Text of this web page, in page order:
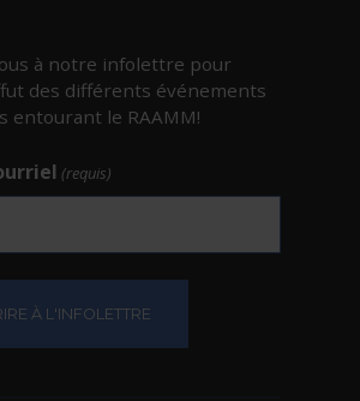
à notre infolettre pour
des différents événements
entourant le RAAMM!
(requis)